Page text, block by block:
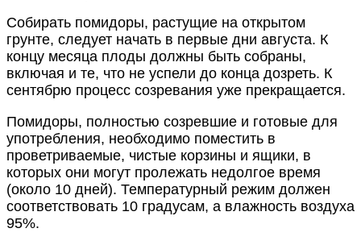
Собирать помидоры, растущие на открытом
грунте, следует начать в первые дни августа. К
концу месяца плоды должны быть собраны,
включая и те, что не успели до конца дозреть. К
сентябрю процесс созревания уже прекращается.
Помидоры, полностью созревшие и готовые для
употребления, необходимо поместить в
проветриваемые, чистые корзины и ящики, в
которых они могут пролежать недолгое время
(около 10 дней). Температурный режим должен
соответствовать 10 градусам, а влажность воздуха
95%.